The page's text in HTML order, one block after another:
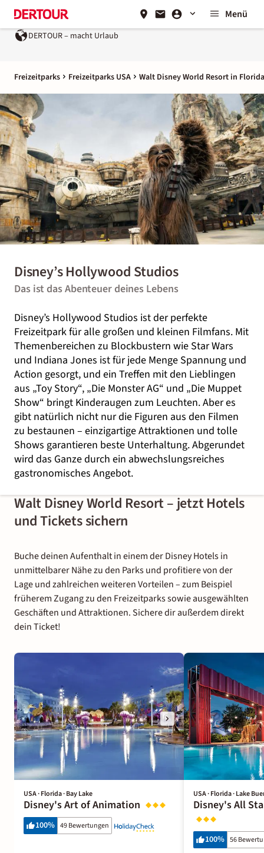
Menü
– macht Urlaub
Freizeitparks Freizeitparks USA Walt Disney World Resort in Florida
Disney’s Hollywood Studios
Das ist das Abenteuer deines Lebens
Disney’s Hollywood Studios ist der perfekte
Freizeitpark für alle großen und kleinen Filmfans. Mit
Themenbereichen zu Blockbustern wie Star Wars
und Indiana Jones ist für jede Menge Spannung und
Action gesorgt, und ein Treffen mit den Lieblingen
aus „Toy Story“, „Die Monster AG“ und „Die Muppet
Show“ bringt Kinderaugen zum Leuchten. Aber es
gibt natürlich nicht nur die Figuren aus den Filmen
zu bestaunen – einzigartige Attraktionen und tolle
Shows garantieren beste Unterhaltung. Abgerundet
wird das Ganze durch ein abwechslungsreiches
gastronomisches Angebot.
Walt Disney World Resort – jetzt Hotels
und Tickets sichern
Buche deinen Aufenthalt in einem der Disney Hotels in
unmittelbarer Nähe zu den Parks und profitiere von der
Lage und zahlreichen weiteren Vorteilen – zum Beispiel
früherem Zugang zu den Freizeitparks sowie ausgewählten
Geschäften und Attraktionen. Sichere dir außerdem direkt
dein Ticket!
USA · Florida · Bay Lake
Disney's Art of Animation
100% 49 Bewertungen
USA · Florida · Lake
Disney's All
100% 56